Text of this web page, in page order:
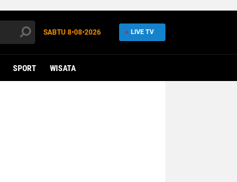
SABTU 8•08•2026 LIVE TV
SPORT WISATA